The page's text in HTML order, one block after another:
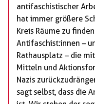
antifaschistischer
hat immer größere
Kreis Räume zu
Antifaschist:innen –
Rathausplatz – die
Mitteln und
Nazis
sagt selbst, dass die